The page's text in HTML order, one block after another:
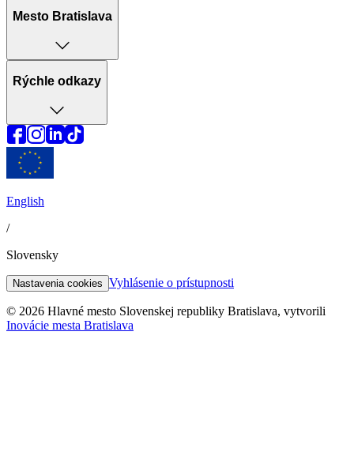
Mesto Bratislava
Rýchle odkazy
English
/
Slovensky
Nastavenia cookies Vyhlásenie o prístupnosti
© 2026 Hlavné mesto Slovenskej republiky Bratislava, vytvorili
Inovácie mesta Bratislava